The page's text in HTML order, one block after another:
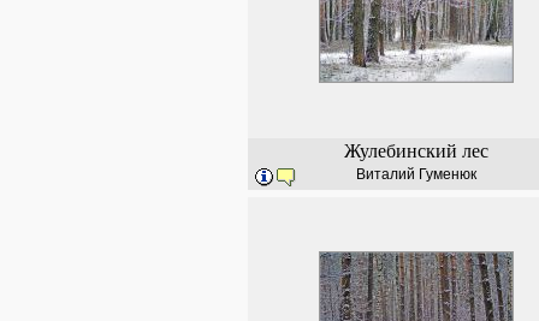
Жулебинский лес
Виталий Гуменюк